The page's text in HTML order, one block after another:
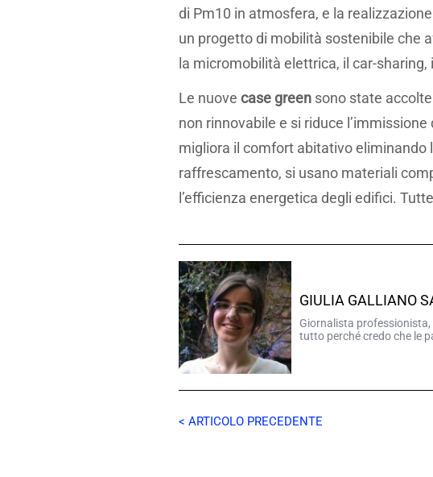
di Pm10 in atmosfera, e la
un progetto di mobilità sostenibile che
la micromobilità elettrica, il car-
Le nuove case green sono state
non rinnovabile e si riduce
migliora il comfort abitativo eliminando
raffrescamento, si usano materiali
l’efficienza energetica degli edifici.
GIULIA GALLIANO
Giornalista professionista,
tutto perché credo che le
< ARTICOLO PRECEDENTE